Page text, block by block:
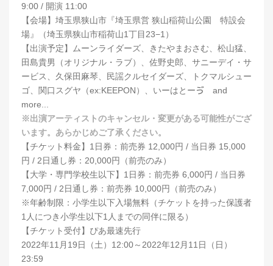
9:00 / 開演 11:00
【会場】埼玉県狭山市『埼玉県営 狭山稲荷山公園 特設会
場』（埼玉県狭山市稲荷山1丁目23−1）
【出演予定】ムーンライダーズ、きたやまおさむ、松山猛、
田島貴男（オリジナル・ラブ）、佐野史郎、サニーデイ・サ
ービス、久保田麻琴、民謡クルセイダーズ、トクマルシュー
ゴ、関口スグヤ（ex:KEEPON）、いーはとーゔ and
more...
※出演アーティストのキャンセル・変更がある可能性がござ
います。あらかじめご了承ください。
【チケット料金】1日券：前売券 12,000円 / 当日券 15,000
円 / 2日通し券：20,000円（前売のみ）
【大学・専門学校生以下】1日券：前売券 6,000円 / 当日券
7,000円 / 2日通し券：前売券 10,000円（前売のみ）
※年齢制限：小学生以下入場無料（チケットを持った保護者
1人につき小学生以下1人までの同伴に限る）
【チケット受付】ぴあ最速先行
2022年11月19日（土）12:00～2022年12月11日（日）
23:59